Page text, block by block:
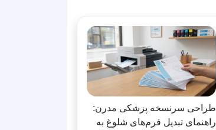
طراحی سرنسخه پزشکی مدرن:
راهنمای تبدیل فرم‌های شلوغ به